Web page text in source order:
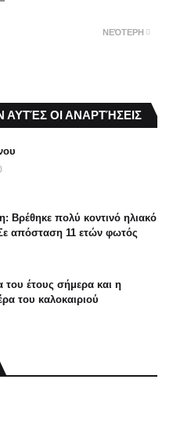
ΝΕΌΤΕΡΗ
ΟΙ ΑΝΑΡΤΉΣΕΙΣ
Βρέθηκε πολύ κοντινό ηλιακό
απόσταση 11 ετών φωτός
του έτους σήμερα και η
του καλοκαιριού